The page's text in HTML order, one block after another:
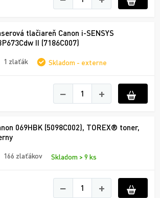
tlačiareň Canon i-SENSYS
II (7186C007)
1 zlaťák Skladom - externe
− +
069HBK (5098C002), TOREX® toner,
166 zlaťákov Skladom > 9 ks
− +